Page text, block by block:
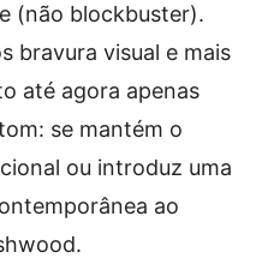
(não blockbuster).
bravura visual e mais
até agora apenas
se mantém o
ou introduz uma
ao